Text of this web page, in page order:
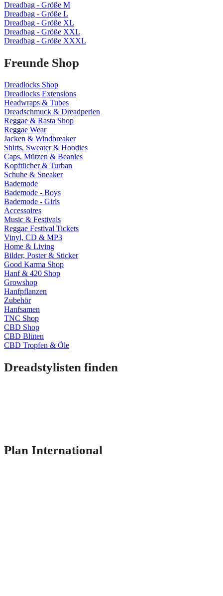
Festival
2015
Bersenbrück
Dreadbag - Größe M
Dreadbag - Größe L
Dreadbag - Größe XL
Dreadbag - Größe XXL
Dreadbag - Größe XXXL
Freunde Shop
Dreadlocks Shop
Dreadlocks Extensions
Headwraps & Tubes
Dreadschmuck & Dreadperlen
Reggae & Rasta Shop
Reggae Wear
Jacken & Windbreaker
Shirts, Sweater & Hoodies
Caps, Mützen & Beanies
Kopftücher & Turban
Schuhe & Sneaker
Bademode
Bademode - Boys
Bademode - Girls
Accessoires
Music & Festivals
Reggae Festival Tickets
Vinyl, CD & MP3
Home & Living
Bilder, Poster & Sticker
Good Karma Shop
Hanf & 420 Shop
Growshop
Hanfpflanzen
Zubehör
Hanfsamen
TNC Shop
CBD Shop
CBD Blüten
CBD Tropfen & Öle
Dreadstylisten finden
Plan International